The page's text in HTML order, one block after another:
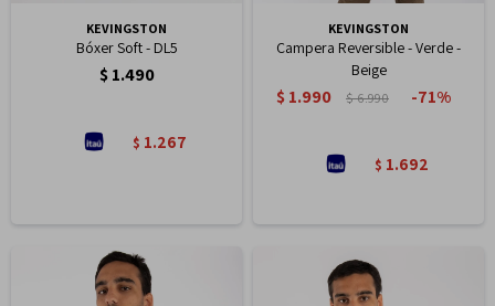
KEVINGSTON
Bóxer Soft - DL5
$ 1.490
$ 1.267
KEVINGSTON
Campera Reversible - Verde -
Beige
$ 1.990 $6.990 71
$ 1.692